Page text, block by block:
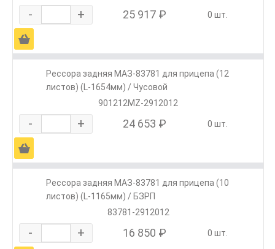
- + 25 917 ₽ 0 шт.
Ä
Рессора задняя МАЗ-83781 для прицепа (12
листов) (L-1654мм) / Чусовой
901212MZ-2912012
- + 24 653 ₽ 0 шт.
Ä
Рессора задняя МАЗ-83781 для прицепа (10
листов) (L-1165мм) / БЗРП
83781-2912012
- + 16 850 ₽ 0 шт.